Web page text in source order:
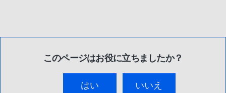
このページはお役に立ちましたか？
はい いいえ